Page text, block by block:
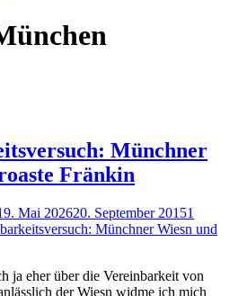
Münchner
Fränkin
Mai 202620. September 20151
Münchner Wiesn und
ja eher über die Vereinbarkeit von
der Wiesn widme ich mich